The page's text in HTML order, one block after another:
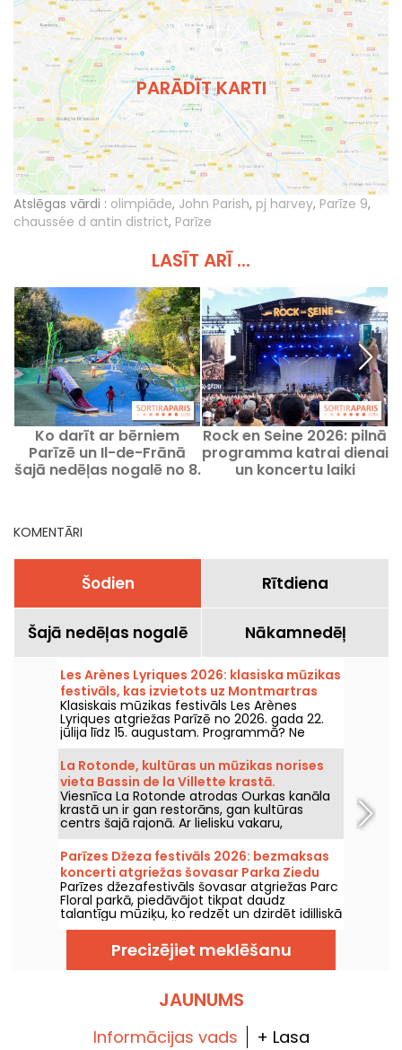
PARĀDĪT KARTI
Atslēgas vārdi : olimpiāde, John Parish, pj harvey, Parīze 9,
chaussée d antin district, Parīze
LASĪT ARĪ ...
Ko darīt ar bērniem
Parīzē un Il-de-Frānā
šajā nedēļas nogalē no 8.
Rock en Seine 2026: pilnā
programma katrai dienai
un koncertu laiki
KOMENTĀRI
Šodien Rītdiena
Šajā nedēļas nogalē Nākamnedēļ
Les Arènes Lyriques 2026: klasiska mūzikas
festivāls, kas izvietots uz Montmartras
kalna
Klasiskais mūzikas festivāls Les Arènes
Lyriques atgriežas Parīzē no 2026. gada 22.
jūlija līdz 15. augustam. Programmā? Ne
mazāk kā 16 koncerti Montmartras Arēnās —
idilliska vide, kur klausīties lielos klasikas
šedevus.
La Rotonde, kultūras un mūzikas norises
vieta Bassin de la Villette krastā.
Viesnīca La Rotonde atrodas Ourkas kanāla
krastā un ir gan restorāns, gan kultūras
centrs šajā rajonā. Ar lielisku vakaru,
brīvdabas pasākumu un citu saviesīgu
pasākumu programmu tā ir viena no
vietām, ko apmeklēt Bassin de la Villette
krastā.
Parīzes Džeza festivāls 2026: bezmaksas
koncerti atgriežas šovasar Parka Ziedu
dārzā, programma
Parīzes džezafestivāls šovasar atgriežas Parc
Floral parkā, piedāvājot tikpat daudz
talantīgu mūziķu, ko redzēt un dzirdēt idilliskā
lauku atmosfērā. Šeit ir bezmaksas koncertu
programma, ko iepazīt no 24. jūnija līdz 6.
septembrim 2026. gadā!
Precizējiet meklēšanu
JAUNUMS
Informācijas vads + Lasa